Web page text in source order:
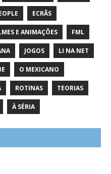
ECRÃS
E ANIMAÇÕES FML
JOGOS LI NA NET
O MEXICANO
ROTINAS TEORIAS
À SÉRIA